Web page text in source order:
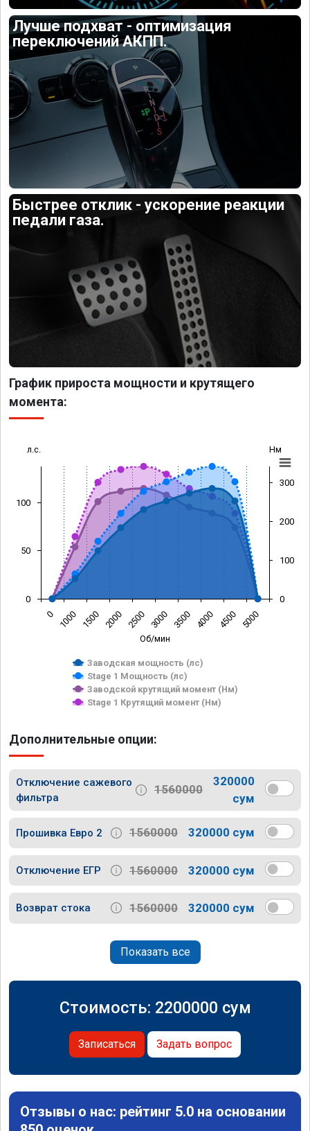
Лучше подхват - оптимизация
переключений АКПП.
Быстрее отклик - ускорение реакции
педали газа.
График прироста мощности и крутящего
момента:
Об/мин
л.с. Нм
Заводская мощность (лс)
Stage 1 Мощность (лс)
Заводской крутящий момент (Нм)
Stage 1 Крутящий момент (Нм)
0 1000 1500 2000 2500 3000 3500 4000 4500 5000
0
50
100
0
100
200
300
Дополнительные опции:
Отключение сажевого
фильтра
1560000
320000
сум
Прошивка Евро 2 1560000 320000 сум
Отключение ЕГР 1560000 320000 сум
Возврат стока 1560000 320000 сум
Показать все
Стоимость: 2200000 сум
Записаться Задать вопрос
Отзывы о нас: рейтинг 5.0 на основании